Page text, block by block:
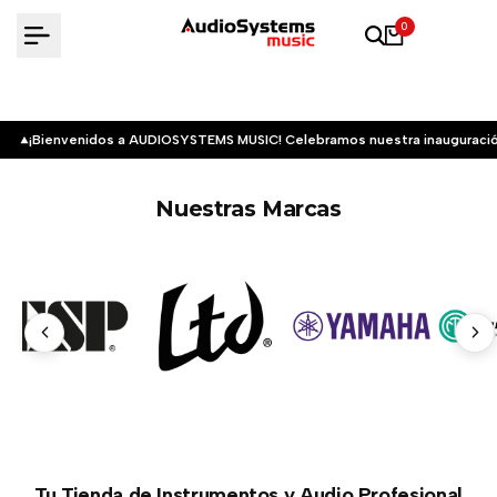
0
¡Bienvenidos a AUDIOSYSTEMS MUSIC! Celebramos nuestra
Nuestras Marcas